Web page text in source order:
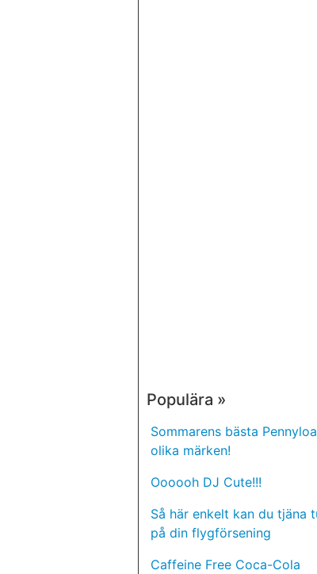
Populära »
Sommarens bästa
olika märken!
Oooooh DJ Cute!!!
Så här enkelt kan du tjäna
på din flygförsening
Caffeine Free Coca-Cola